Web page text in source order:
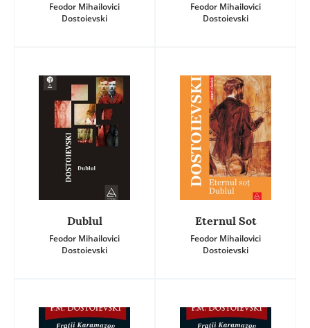
Feodor Mihailovici
Dostoievski
Feodor Mihailovici
Dostoievski
Dublul
Feodor Mihailovici
Dostoievski
Eternul Sot
Feodor Mihailovici
Dostoievski